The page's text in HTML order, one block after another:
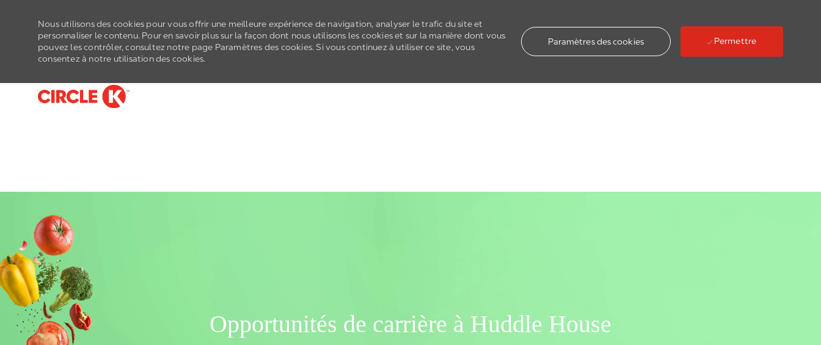
Nous utilisons des cookies pour vous offrir une meilleure expérience de navigation, analyser le trafic du site et
personnaliser le contenu. Pour en savoir plus sur la façon dont nous utilisons les cookies et sur la manière dont vous
pouvez les contrôler, consultez notre page Paramètres des cookies. Si vous continuez à utiliser ce site, vous
consentez à notre utilisation des cookies.
Paramètres des cookies Permettre
Opportunités de carrière à Huddle House